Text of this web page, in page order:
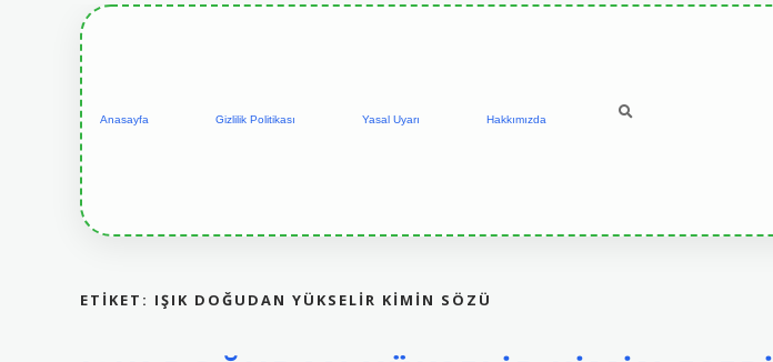
Anasayfa Gizlilik Politikası Yasal Uyarı Hakkımızda
ETIKET: IŞIK DOĞUDAN YÜKSELIR KIMIN SÖZÜ